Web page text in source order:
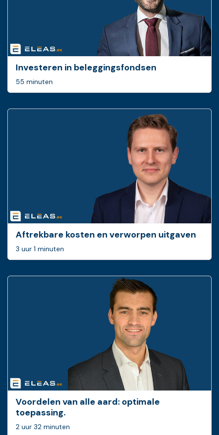
Investeren in beleggingsfondsen
55 minuten
Aftrekbare kosten en verworpen uitgaven
3 uur 1 minuten
Voordelen van alle aard: optimale
toepassing.
2 uur 32 minuten